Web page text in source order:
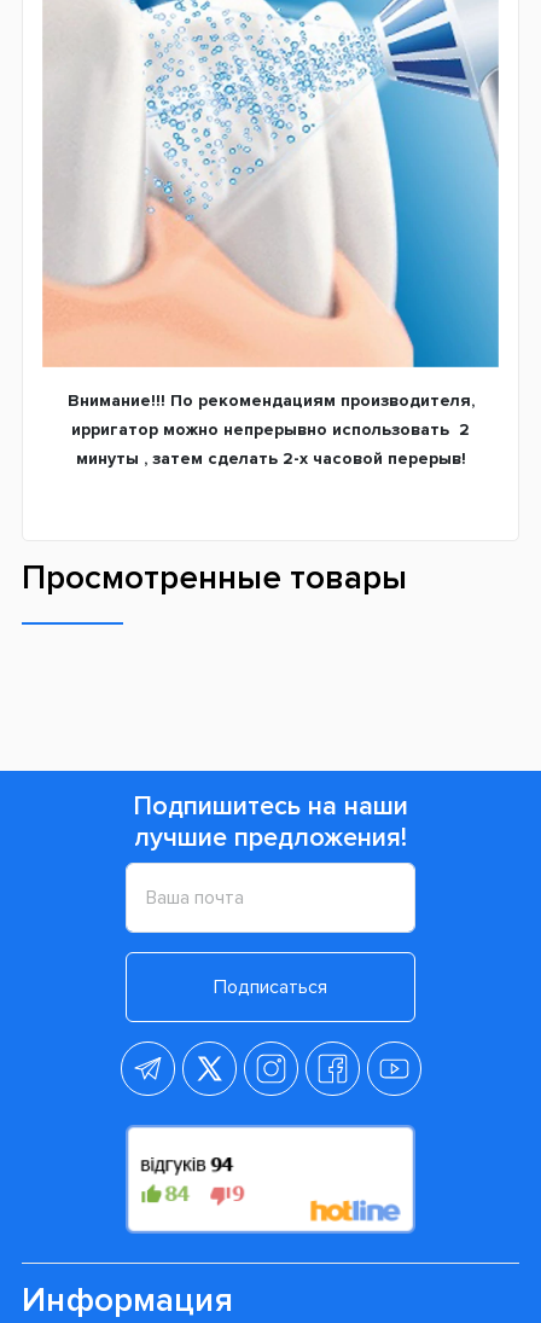
Внимание!!! По рекомендациям производителя,
ирригатор можно непрерывно использовать 2
минуты , затем сделать 2-х часовой перерыв!
Просмотренные товары
Подпишитесь на наши
лучшие предложения!
Подписаться
Информация